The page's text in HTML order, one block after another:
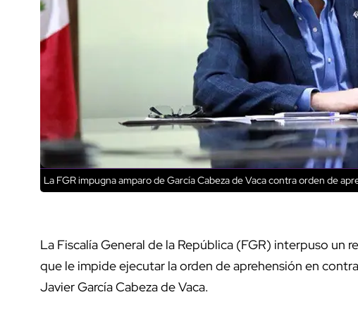
La FGR impugna amparo de García Cabeza de Vaca contra orden de
La Fiscalía General de la República (FGR) interpuso un
que le impide ejecutar la orden de aprehensión en
Javier García Cabeza de Vaca.